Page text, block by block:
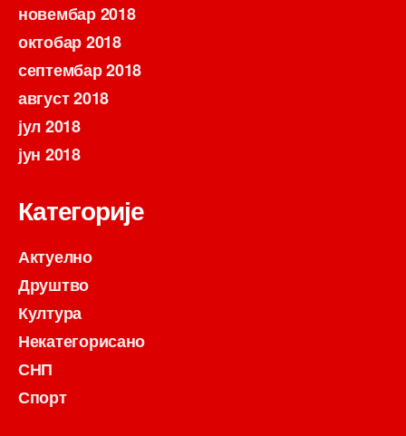
новембар 2018
октобар 2018
септембар 2018
август 2018
јул 2018
јун 2018
Категорије
Актуелно
Друштво
Култура
Некатегорисано
СНП
Спорт